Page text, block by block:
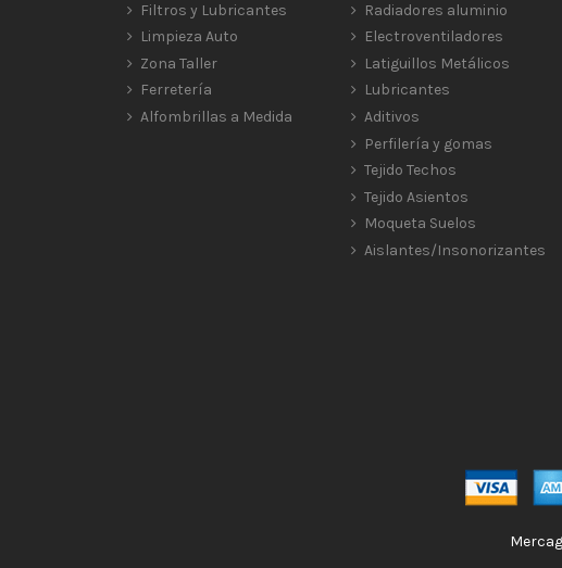
Filtros y Lubricantes
Limpieza Auto
Zona Taller
Ferretería
Alfombrillas a Medida
Radiadores aluminio
Electroventiladores
Latiguillos Metálicos
Lubricantes
Aditivos
Perfilería y gomas
Tejido Techos
Tejido Asientos
Moqueta Suelos
Aislantes/Insonorizantes